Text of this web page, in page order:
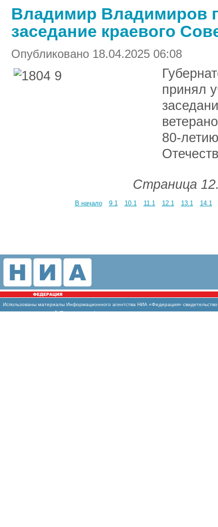
Владимир Владимиров
заседание краевого
Опубликовано 18.04.2025 06:08
принял
80-
Страница
В начало 9.1 10.1 11.1 12.1 13.1 14.1
Использованы материалы Информационного агентства НИА «Федерация»
массовых коммуникаций (Роскомнадзор)